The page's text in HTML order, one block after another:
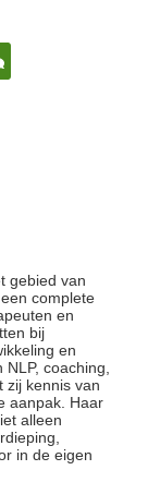
gebied van
complete
en
bij
en
coaching,
zij kennis van
aanpak. Haar
alleen
in de eigen